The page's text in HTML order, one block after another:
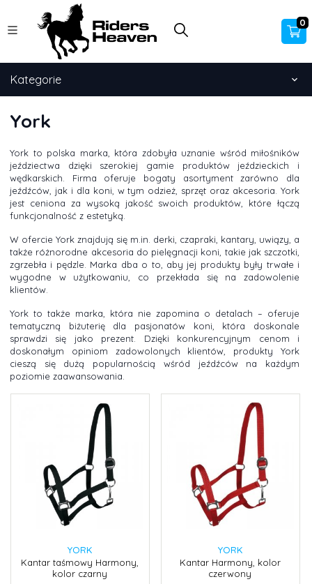
0
Kategorie
York
York to polska marka, która zdobyła uznanie wśród miłośników
jeździectwa dzięki szerokiej gamie produktów jeździeckich i
wędkarskich. Firma oferuje bogaty asortyment zarówno dla
jeźdźców, jak i dla koni, w tym odzież, sprzęt oraz akcesoria. York
jest ceniona za wysoką jakość swoich produktów, które łączą
funkcjonalność z estetyką.
W ofercie York znajdują się m.in. derki, czapraki, kantary, uwiązy, a
także różnorodne akcesoria do pielęgnacji koni, takie jak szczotki,
zgrzebła i pędzle. Marka dba o to, aby jej produkty były trwałe i
wygodne w użytkowaniu, co przekłada się na zadowolenie
klientów.
York to także marka, która nie zapomina o detalach – oferuje
tematyczną biżuterię dla pasjonatów koni, która doskonale
sprawdzi się jako prezent. Dzięki konkurencyjnym cenom i
doskonałym opiniom zadowolonych klientów, produkty York
cieszą się dużą popularnością wśród jeźdźców na każdym
poziomie zaawansowania.
YORK
Kantar taśmowy Harmony,
kolor czarny
YORK
Kantar Harmony, kolor
czerwony